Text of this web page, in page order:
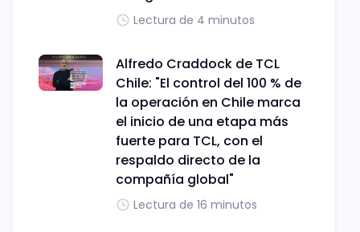
Lectura de 4 minutos
Alfredo Craddock de TCL
Chile: "El control del 100 % de
la operación en Chile marca
el inicio de una etapa más
fuerte para TCL, con el
respaldo directo de la
compañía global"
Lectura de 16 minutos